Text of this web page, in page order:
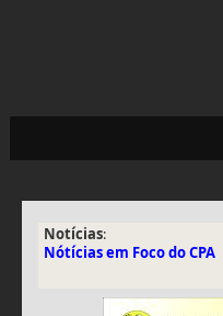
Notícias:
Nótícias em Foco do CPA